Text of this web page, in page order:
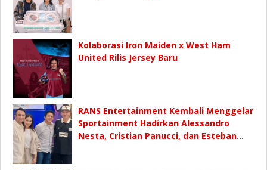
Kolaborasi Iron Maiden x West Ham
United Rilis Jersey Baru
RANS Entertainment Kembali Menggelar
Sportainment Hadirkan Alessandro
Nesta, Cristian Panucci, dan Esteban